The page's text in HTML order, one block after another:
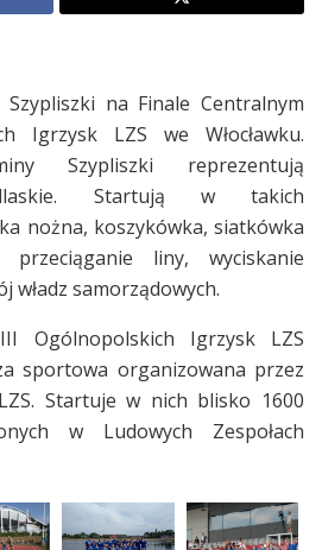
Szypliszki na Finale Centralnym
Igrzysk LZS we Włocławku.
Szypliszki reprezentują
Startują w takich
nożna, koszykówka, siatkówka
liny, wyciskanie
samorządowych.
Ogólnopolskich Igrzysk LZS
sportowa organizowana przez
Startuje w nich blisko 1600
w Ludowych Zespołach